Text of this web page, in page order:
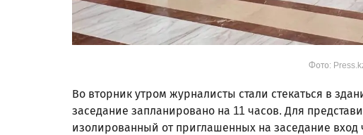
Фото:
Во вторник утром журналисты стали стекаться в
заседание запланировано на 11 часов. Для
изолированный от приглашенных на заседание